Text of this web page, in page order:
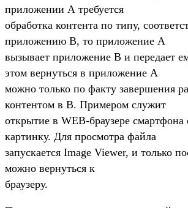
приложении А требуется
обработка контента по типу,
приложению В, то приложение А
вызывает приложение В и передает
этом вернуться в приложение А
можно только по факту завершения
контентом в В. Примером служит
открытие в WEB-браузере
картинку. Для просмотра файла
запускается Image Viewer, и только
можно вернуться к
браузеру.